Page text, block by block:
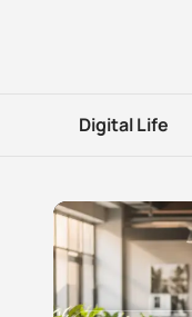
Digital Life